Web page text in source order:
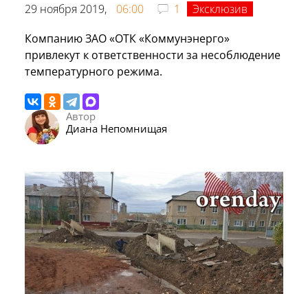
29 ноября 2019, 06:00 1
Эксклюзив
Компанию ЗАО «ОТК «Коммунэнерго»
привлекут к ответственности за несоблюдение
температурного режима.
Автор
Диана Непомнищая